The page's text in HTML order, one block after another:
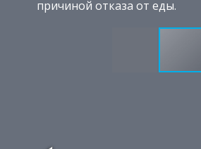
причиной отказа от еды.